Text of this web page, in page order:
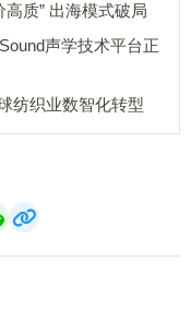
质” 出海模式破局
声学技术平台正
纺织业数智化转型